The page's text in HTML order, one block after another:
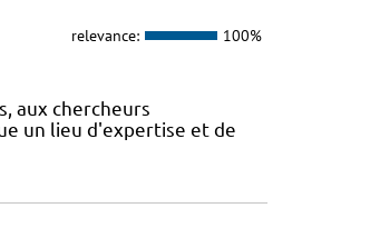
relevance: 100%
aux chercheurs
un lieu d'expertise et de